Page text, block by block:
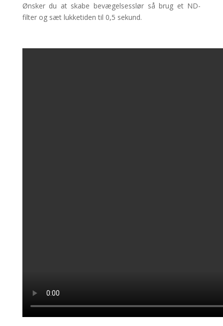
Ønsker du at skabe bevægelsesslør så brug et ND-
filter og sæt lukketiden til 0,5 sekund.